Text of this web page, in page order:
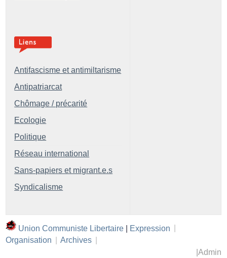
Antifascisme et antimiltarisme
Antipatriarcat
Chômage / précarité
Ecologie
Politique
Réseau international
Sans-papiers et migrant.e.s
Syndicalisme
Union Communiste Libertaire | Expression
Organisation
Archives
Admin